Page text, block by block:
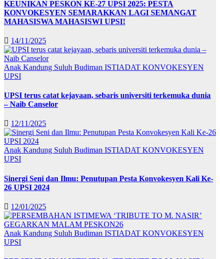
KEUNIKAN PESKON KE-27 UPSI 2025: PESTA
KONVOKESYEN SEMARAKKAN LAGI SEMANGAT
MAHASISWA MAHASISWI UPSI!
14/11/2025
Anak Kandung Suluh Budiman ISTIADAT KONVOKESYEN
UPSI
UPSI terus catat kejayaan, sebaris universiti terkemuka dunia
– Naib Canselor
12/11/2025
Anak Kandung Suluh Budiman ISTIADAT KONVOKESYEN
UPSI
Sinergi Seni dan Ilmu: Penutupan Pesta Konvokesyen Kali Ke-
26 UPSI 2024
12/01/2025
Anak Kandung Suluh Budiman ISTIADAT KONVOKESYEN
UPSI